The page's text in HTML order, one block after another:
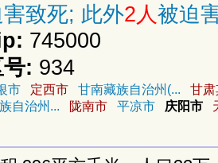
致死; 此外2人被迫
745000
号: 934
市 定西市 甘南藏族自治州(...
甘
自治州...
陇南市 平凉市 庆阳市